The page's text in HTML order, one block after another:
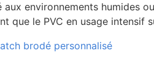
aux environnements humides
que le PVC en usage intensif
brodé personnalisé